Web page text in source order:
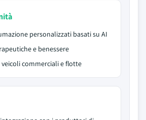
personalizzati basati su AI
e benessere
veicoli commerciali e flotte